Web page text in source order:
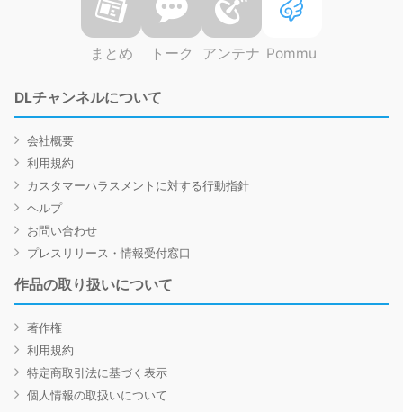
まとめ トーク アンテナ Pommu
DLチャンネルについて
会社概要
利用規約
カスタマーハラスメントに対する行動指針
ヘルプ
お問い合わせ
プレスリリース・情報受付窓口
作品の取り扱いについて
著作権
利用規約
特定商取引法に基づく表示
個人情報の取扱いについて